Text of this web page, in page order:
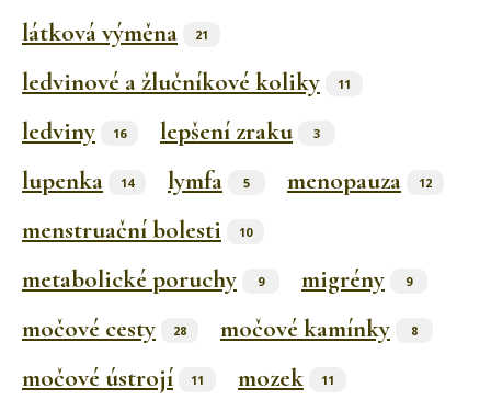
látková výměna 21
ledvinové a žlučníkové koliky 11
ledviny 16 lepšení zraku 3
lupenka 14 lymfa 5 menopauza 12
menstruační bolesti 10
metabolické poruchy 9 migrény 9
močové cesty 28 močové kamínky 8
močové ústrojí 11 mozek 11